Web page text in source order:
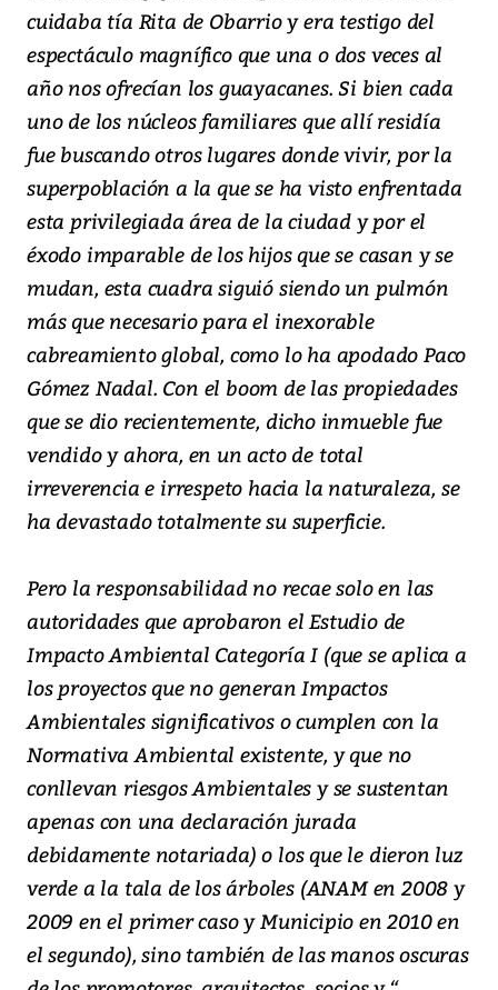
cuidaba tía Rita de Obarrio y era testigo del
espectáculo magnífico que una o dos veces al
año nos ofrecían los guayacanes. Si bien cada
uno de los núcleos familiares que allí residía
fue buscando otros lugares donde vivir, por la
superpoblación a la que se ha visto enfrentada
esta privilegiada área de la ciudad y por el
éxodo imparable de los hijos que se casan y se
mudan, esta cuadra siguió siendo un pulmón
más que necesario para el inexorable
cabreamiento global, como lo ha apodado Paco
Gómez Nadal. Con el boom de las propiedades
que se dio recientemente, dicho inmueble fue
vendido y ahora, en un acto de total
irreverencia e irrespeto hacia la naturaleza, se
ha devastado totalmente su superficie.
Pero la responsabilidad no recae solo en las
autoridades que aprobaron el Estudio de
Impacto Ambiental Categoría I (que se aplica a
los proyectos que no generan Impactos
Ambientales significativos o cumplen con la
Normativa Ambiental existente, y que no
conllevan riesgos Ambientales y se sustentan
apenas con una declaración jurada
debidamente notariada) o los que le dieron luz
verde a la tala de los árboles (ANAM en 2008 y
2009 en el primer caso y Municipio en 2010 en
el segundo), sino también de las manos oscuras